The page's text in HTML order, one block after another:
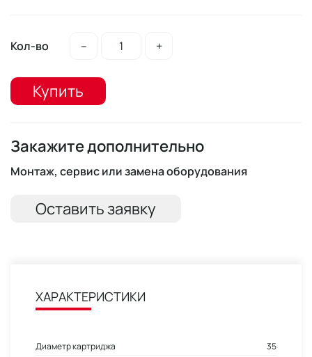
Кол-во – +
Купить
Закажите дополнительно
Монтаж, сервис или замена оборудования
Оставить заявку
ХАРАКТЕРИСТИКИ
Диаметр картриджа
35